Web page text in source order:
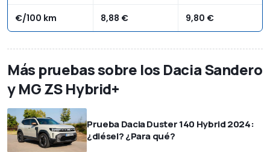
€/100 km 8,88 € 9,80 €
Más pruebas sobre los Dacia Sandero
y MG ZS Hybrid+
Prueba Dacia Duster 140 Hybrid 2024:
¿diésel? ¿Para qué?